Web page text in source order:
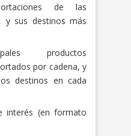
de las
y sus destinos más
productos
por cadena, y
destinos en cada
interés (en formato